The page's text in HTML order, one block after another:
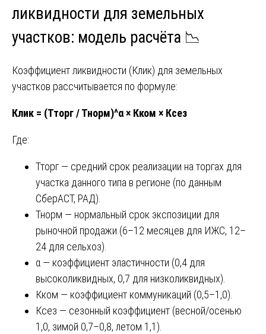
ликвидности для земельных
участков: модель расчёта 📉
Коэффициент ликвидности (Клик) для земельных
участков рассчитывается по формуле:
Клик = (Тторг / Тнорм)^α × Кком × Ксез
Где:
Тторг — средний срок реализации на торгах для
участка данного типа в регионе (по данным
СберАСТ, РАД).
Тнорм — нормальный срок экспозиции для
рыночной продажи (6–12 месяцев для ИЖС, 12–
24 для сельхоз).
α — коэффициент эластичности (0,4 для
высоколиквидных, 0,7 для низколиквидных).
Кком — коэффициент коммуникаций (0,5–1,0).
Ксез — сезонный коэффициент (весной/осенью
1,0, зимой 0,7–0,8, летом 1,1).